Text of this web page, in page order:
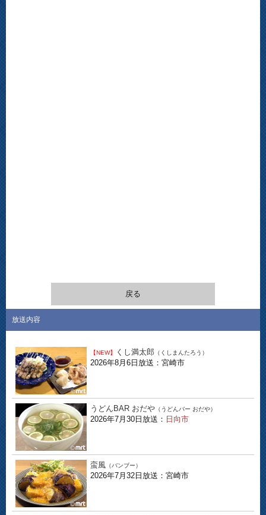
戻る
放送内容
【NEW】 くし満太郎 （くしまんたろう）
2026年8月6日放送：宮崎市
うどんBAR おだや （うどんバー おだや）
2026年7月30日放送： 日向市
蛮風 （バンブー）
2026年7月32日放送：宮崎市